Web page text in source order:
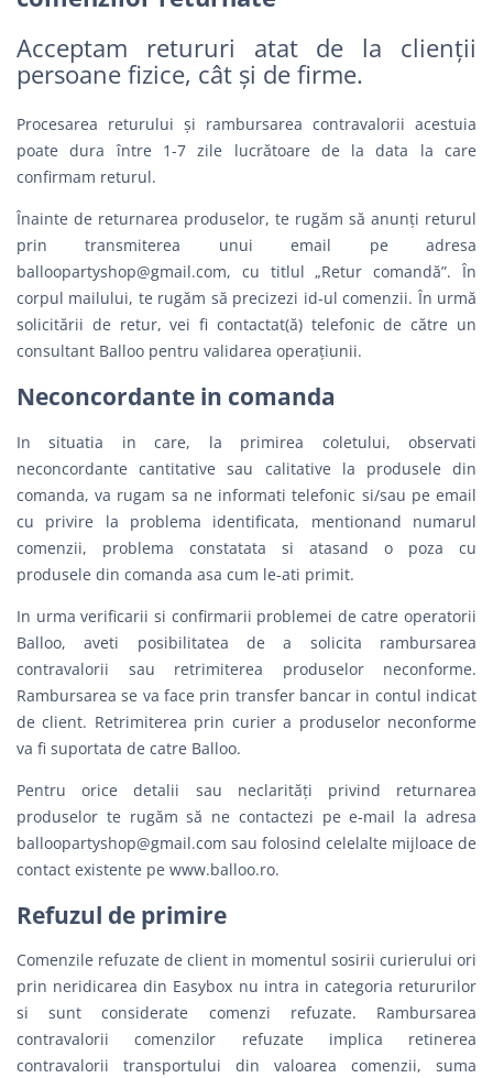
Acceptam retururi atat de la clienții
persoane fizice, cât și de firme.
Procesarea returului și rambursarea contravalorii acestuia
poate dura între 1-7 zile lucrătoare de la data la care
confirmam returul.
Înainte de returnarea produselor, te rugăm să anunți returul
prin transmiterea unui email pe adresa
balloopartyshop@gmail.com, cu titlul „Retur comandă”. În
corpul mailului, te rugăm să precizezi id-ul comenzii. În urmă
solicitării de retur, vei fi contactat(ă) telefonic de către un
consultant Balloo pentru validarea operațiunii.
Neconcordante in comanda
In situatia in care, la primirea coletului, observati
neconcordante cantitative sau calitative la produsele din
comanda, va rugam sa ne informati telefonic si/sau pe email
cu privire la problema identificata, mentionand numarul
comenzii, problema constatata si atasand o poza cu
produsele din comanda asa cum le-ati primit.
In urma verificarii si confirmarii problemei de catre operatorii
Balloo, aveti posibilitatea de a solicita rambursarea
contravalorii sau retrimiterea produselor neconforme.
Rambursarea se va face prin transfer bancar in contul indicat
de client. Retrimiterea prin curier a produselor neconforme
va fi suportata de catre Balloo.
Pentru orice detalii sau neclarităţi privind returnarea
produselor te rugăm să ne contactezi pe e-mail la adresa
balloopartyshop@gmail.com sau folosind celelalte mijloace de
contact existente pe www.balloo.ro.
Refuzul de primire
Comenzile refuzate de client in momentul sosirii curierului ori
prin neridicarea din Easybox nu intra in categoria retururilor
si sunt considerate comenzi refuzate. Rambursarea
contravalorii comenzilor refuzate implica retinerea
contravalorii transportului din valoarea comenzii, suma